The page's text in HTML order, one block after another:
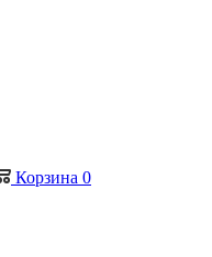
Корзина 0